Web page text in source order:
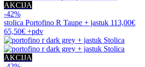
AKCIJA
-42%
stolica Portofino R Taupe + jastuk 113,00€
65,50€ +pdv
AKCIJA